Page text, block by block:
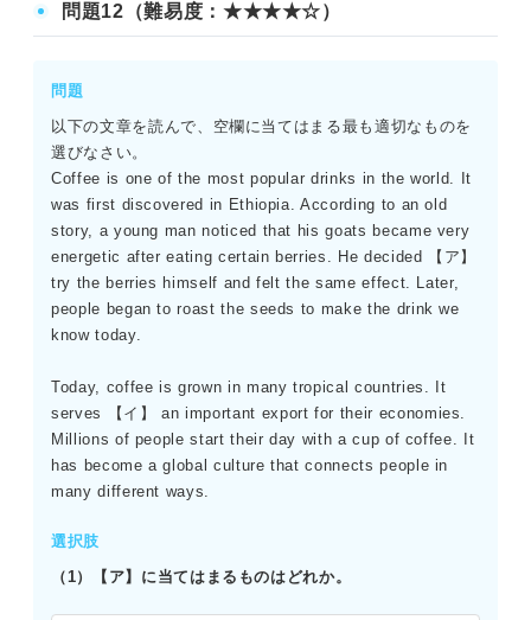
問題12（難易度：★★★★☆）
問題
以下の文章を読んで、空欄に当てはまる最も適切なものを
選びなさい。
Coffee is one of the most popular drinks in the world. It
was first discovered in Ethiopia. According to an old
story, a young man noticed that his goats became very
energetic after eating certain berries. He decided 【ア】
try the berries himself and felt the same effect. Later,
people began to roast the seeds to make the drink we
know today.
Today, coffee is grown in many tropical countries. It
serves 【イ】 an important export for their economies.
Millions of people start their day with a cup of coffee. It
has become a global culture that connects people in
many different ways.
選択肢
（1）【ア】に当てはまるものはどれか。